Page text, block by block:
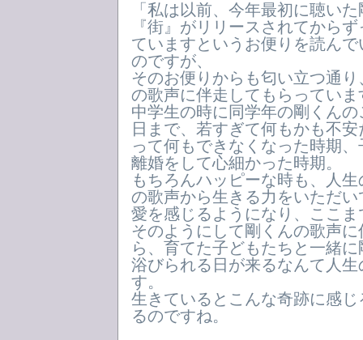
「私は以前、今年最初に聴い
『街』がリリースされてから
ていますというお便りを読ん
のですが、
そのお便りからも匂い立つ通
の歌声に伴走してもらっていま
中学生の時に同学年の剛くん
日まで、若すぎて何もかも不
って何もできなくなった時期
離婚をして心細かった時期。
もちろんハッピーな時も、人
の歌声から生きる力をいただ
愛を感じるようになり、ここ
そのようにして剛くんの歌声
ら、育てた子どもたちと一緒
浴びられる日が来るなんて人
す。
生きているとこんな奇跡に感
るのですね。